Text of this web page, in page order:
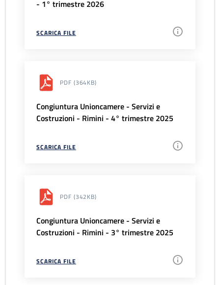
- 1° trimestre 2026
SCARICA FILE
PDF (364KB)
Congiuntura Unioncamere - Servizi e
Costruzioni - Rimini - 4° trimestre 2025
SCARICA FILE
PDF (342KB)
Congiuntura Unioncamere - Servizi e
Costruzioni - Rimini - 3° trimestre 2025
SCARICA FILE